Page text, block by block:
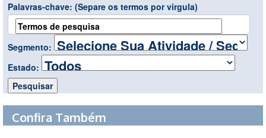
Palavras-chave: (Separe os termos por virgula)
Segmento:
Estado:
Confira Também